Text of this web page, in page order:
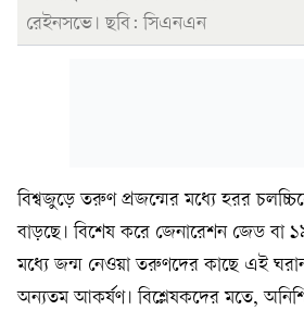
রেইনসভে। ছবি: সিএনএন
বিশ্বজুড়ে তরুণ প্রজন্মের মধ্যে হরর
বাড়ছে। বিশেষ করে জেনারেশন জেড বা
মধ্যে জন্ম নেওয়া তরুণদের কাছে এই
অন্যতম আকর্ষণ। বিশ্লেষকদের মতে,